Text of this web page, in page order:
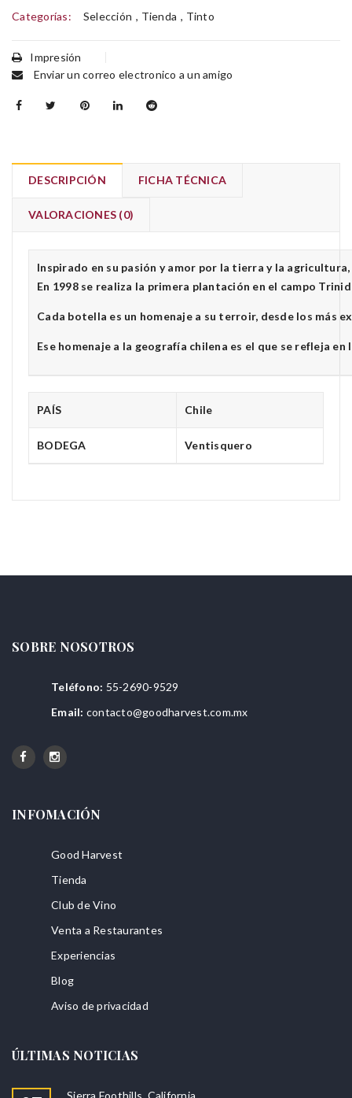
Categorías: Selección , Tienda , Tinto
Impresión
Enviar un correo electronico a un amigo
DESCRIPCIÓN FICHA TÉCNICA
VALORACIONES (0)
Inspirado en su pasión y amor por la tierra y la
En 1998 se realiza la primera plantación en el campo
Cada botella es un homenaje a su terroir, desde los más
Ese homenaje a la geografía chilena es el que se refleja
PAÍS Chile
BODEGA Ventisquero
SOBRE NOSOTROS
Teléfono: 55-2690-9529
Email: contacto@goodharvest.com.mx
INFOMACIÓN
Good Harvest
Tienda
Club de Vino
Venta a Restaurantes
Experiencias
Blog
Aviso de privacidad
ÚLTIMAS NOTICIAS
Sierra Foothills, California